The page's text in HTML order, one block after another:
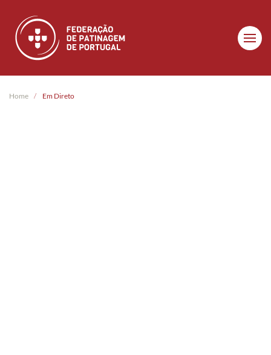
Skip to main content
Home Em Direto